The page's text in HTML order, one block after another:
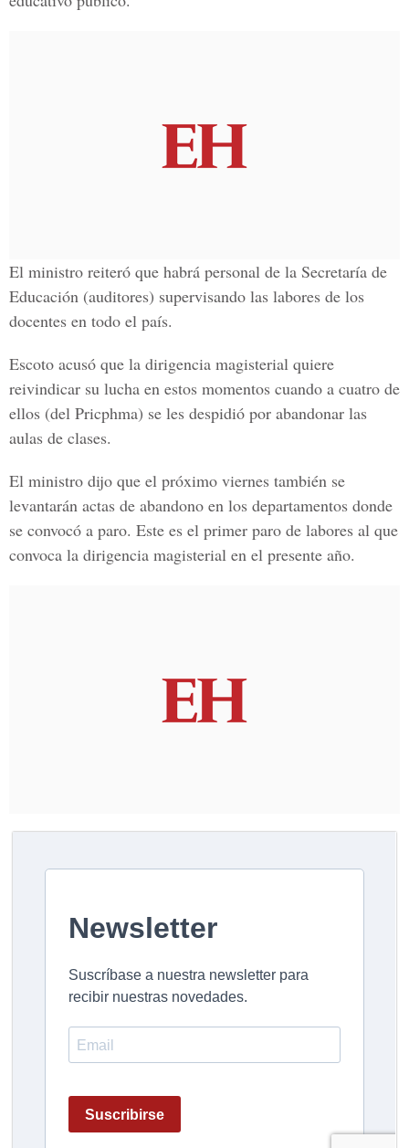
El ministro reiteró que habrá personal de la Secretaría de
Educación (auditores) supervisando las labores de los
docentes en todo el país.
Escoto acusó que la dirigencia magisterial quiere
reivindicar su lucha en estos momentos cuando a cuatro de
ellos (del Pricphma) se les despidió por abandonar las
aulas de clases.
El ministro dijo que el próximo viernes también se
levantarán actas de abandono en los departamentos donde
se convocó a paro. Este es el primer paro de labores al que
convoca la dirigencia magisterial en el presente año.